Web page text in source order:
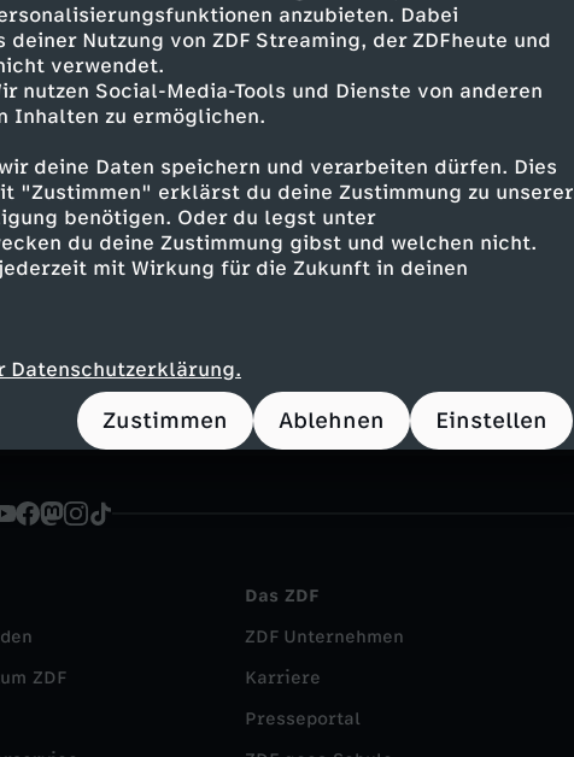
anzubieten. Dabei
Nutzung von ZDF Streaming, der ZDFheute und
verwendet.
nutzen Social-Media-Tools und Dienste von anderen
Inhalten zu ermöglichen.
deine Daten speichern und verarbeiten dürfen. Dies
erklärst du deine Zustimmung zu unserer
benötigen. Oder du legst unter
du deine Zustimmung gibst und welchen nicht.
mit Wirkung für die Zukunft in deinen
Datenschutzerklärung.
Zustimmen Ablehnen Einstellen
Untertitel
logo!
Kurznews und vieles mehr. Immer
ZDF
Das ZDF
ZDF Unternehmen
Karriere
Presseportal